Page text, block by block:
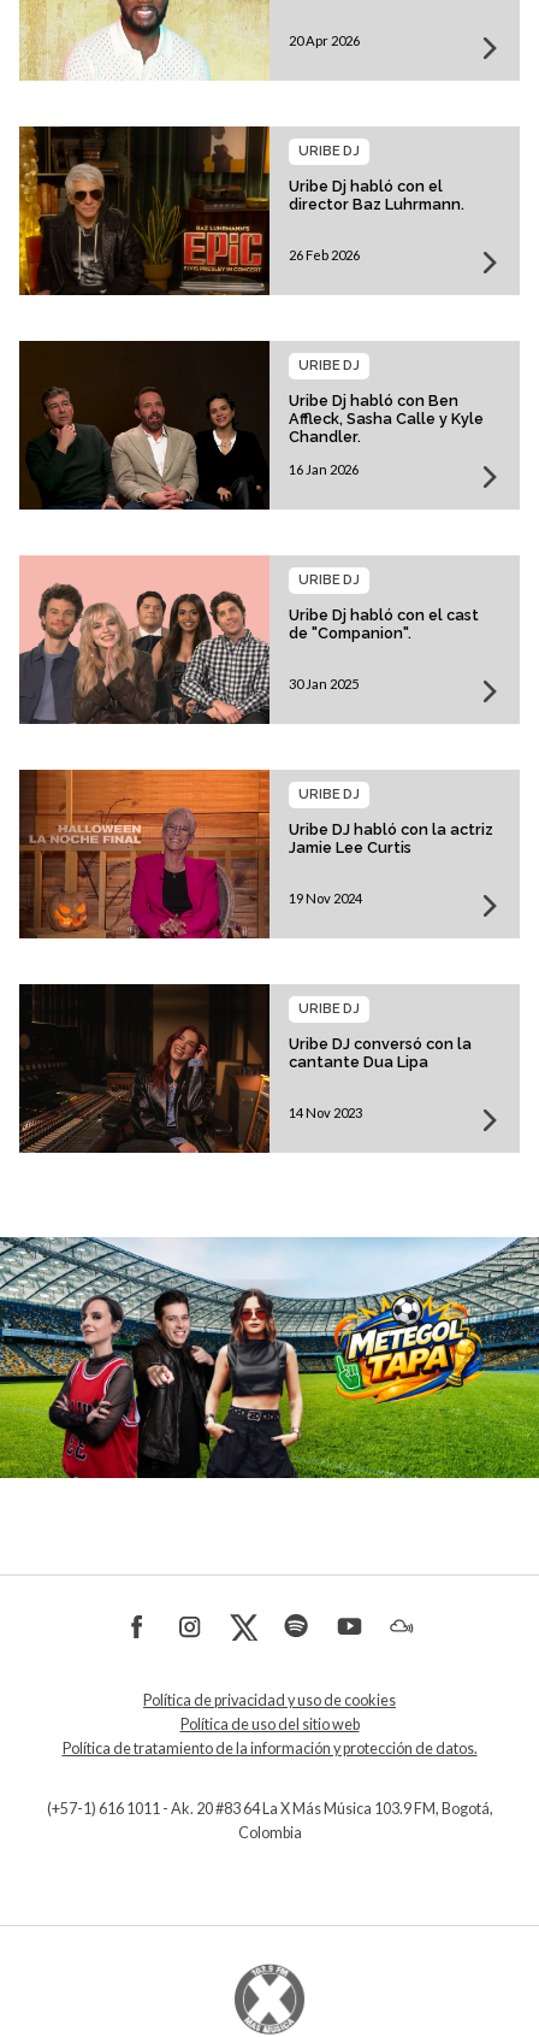
20 Apr 2026
Uribe Dj habló con el
director Baz Luhrmann.
URIBE DJ
26 Feb 2026
Uribe Dj habló con Ben
Affleck, Sasha Calle y Kyle
Chandler.
URIBE DJ
16 Jan 2026
Uribe Dj habló con el cast
de "Companion".
URIBE DJ
30 Jan 2025
Uribe DJ habló con la actriz
Jamie Lee Curtis
URIBE DJ
19 Nov 2024
Uribe DJ conversó con la
cantante Dua Lipa
URIBE DJ
14 Nov 2023
Política de privacidad y uso de cookies
Política de uso del sitio web
Política de tratamiento de la información y protección de datos.
(+57-1) 616 1011 - Ak. 20 #83 64 La X Más Música 103.9 FM, Bogotá,
Colombia